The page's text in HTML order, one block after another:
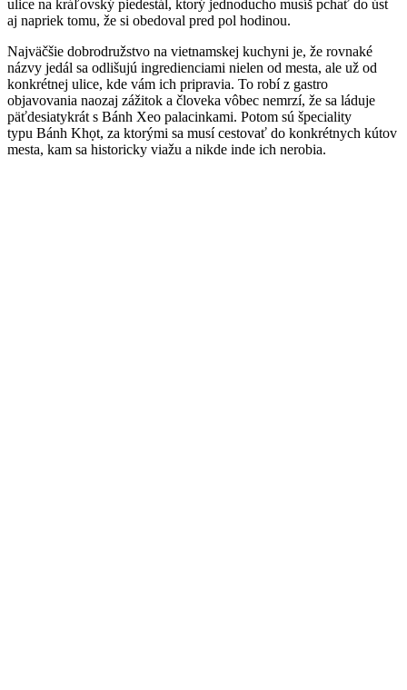
ulice na kráľovský piedestál, ktorý jednoducho musíš pchať do úst
aj napriek tomu, že si obedoval pred pol hodinou.
Najväčšie dobrodružstvo na vietnamskej kuchyni je, že rovnaké
názvy jedál sa odlišujú ingredienciami nielen od mesta, ale už od
konkrétnej ulice, kde vám ich pripravia. To robí z gastro
objavovania naozaj zážitok a človeka vôbec nemrzí, že sa láduje
päťdesiatykrát s Bánh Xeo palacinkami. Potom sú špeciality
typu Bánh Khọt, za ktorými sa musí cestovať do konkrétnych kútov
mesta, kam sa historicky viažu a nikde inde ich nerobia.